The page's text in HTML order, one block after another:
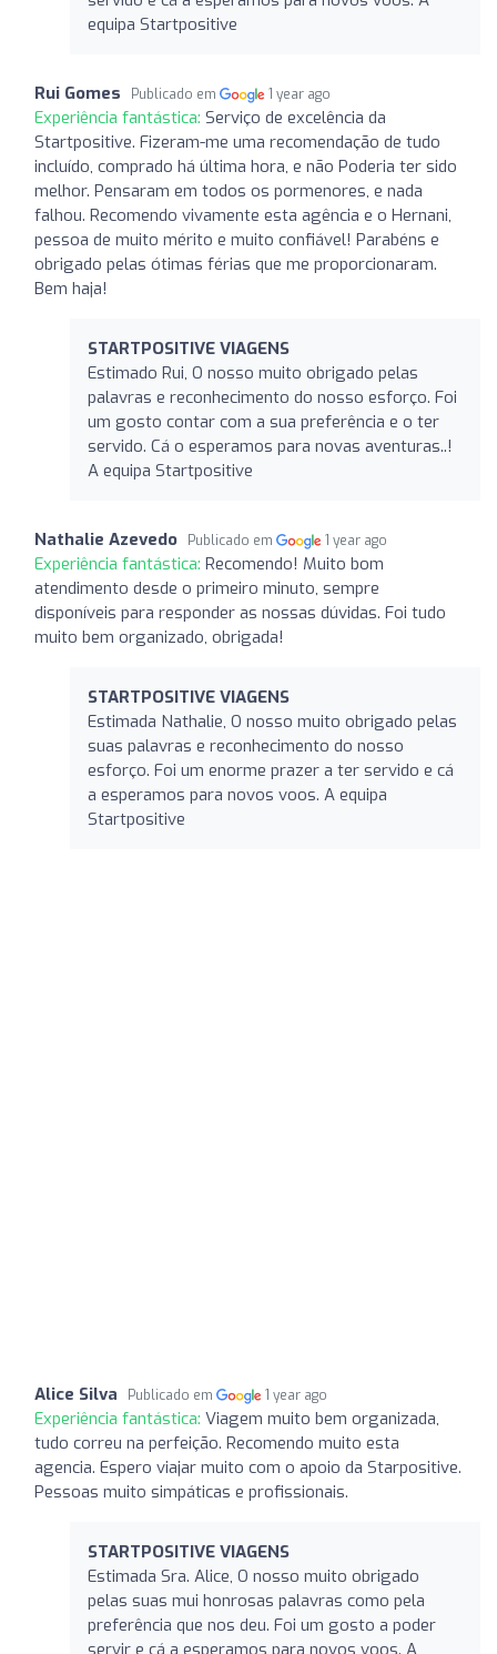
equipa Startpositive
Rui Gomes Publicado em 1 year ago
Experiência fantástica: Serviço de excelência da
Startpositive. Fizeram-me uma recomendação de tudo
incluído, comprado há última hora, e não Poderia ter sido
melhor. Pensaram em todos os pormenores, e nada
falhou. Recomendo vivamente esta agência e o Hernani,
pessoa de muito mérito e muito confiável! Parabéns e
obrigado pelas ótimas férias que me proporcionaram.
Bem haja!
STARTPOSITIVE VIAGENS
Estimado Rui, O nosso muito obrigado pelas
palavras e reconhecimento do nosso esforço. Foi
um gosto contar com a sua preferência e o ter
servido. Cá o esperamos para novas aventuras..!
A equipa Startpositive
Nathalie Azevedo Publicado em 1 year ago
Experiência fantástica: Recomendo! Muito bom
atendimento desde o primeiro minuto, sempre
disponíveis para responder as nossas dúvidas. Foi tudo
muito bem organizado, obrigada!
STARTPOSITIVE VIAGENS
Estimada Nathalie, O nosso muito obrigado pelas
suas palavras e reconhecimento do nosso
esforço. Foi um enorme prazer a ter servido e cá
a esperamos para novos voos. A equipa
Startpositive
Alice Silva Publicado em 1 year ago
Experiência fantástica: Viagem muito bem organizada,
tudo correu na perfeição. Recomendo muito esta
agencia. Espero viajar muito com o apoio da Starpositive.
Pessoas muito simpáticas e profissionais.
STARTPOSITIVE VIAGENS
Estimada Sra. Alice, O nosso muito obrigado
pelas suas mui honrosas palavras como pela
preferência que nos deu. Foi um gosto a poder
servir e cá a esperamos para novos voos. A